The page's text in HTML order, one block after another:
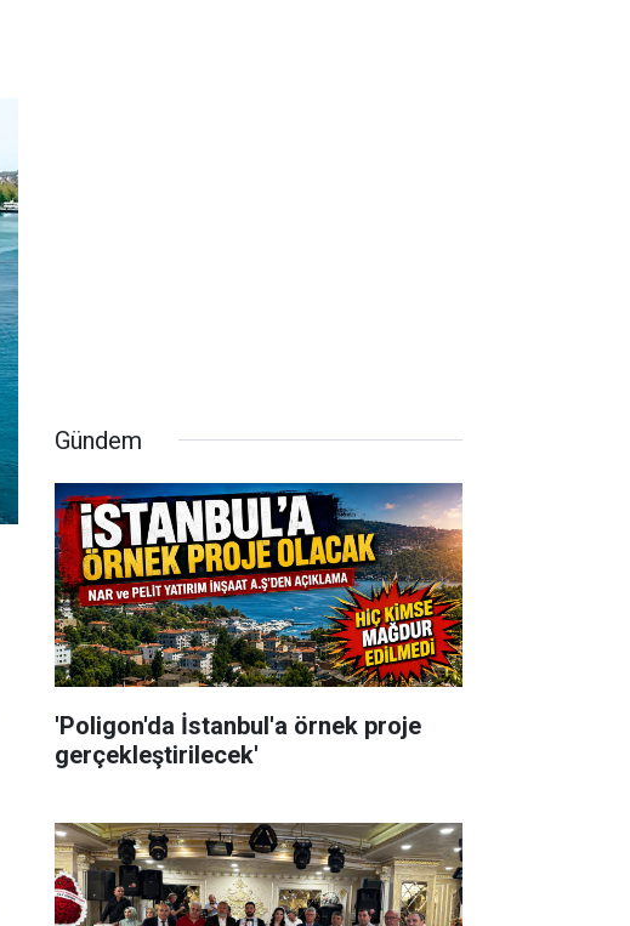
Gündem
'Poligon'da İstanbul'a örnek proje
gerçekleştirilecek'